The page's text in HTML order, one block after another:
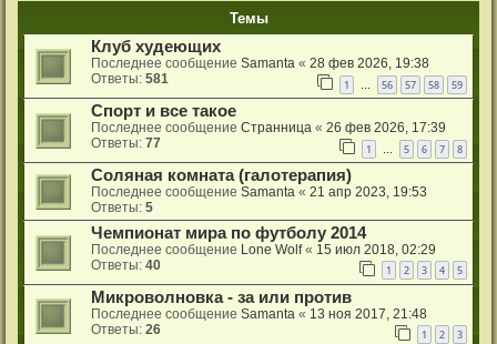
Темы
Клуб худеющих
Последнее сообщение Samanta « 28 фев 2026, 19:38
Ответы: 581 1 … 56 57 58 59
Спорт и все такое
Последнее сообщение Странница « 26 фев 2026, 17:39
Ответы: 77 1 5 6 7 8
Соляная комната (галотерапия)
Последнее сообщение Samanta « 21 апр 2023, 19:53
Ответы: 5
Чемпионат мира по футболу 2014
Последнее сообщение Lone Wolf« 15 июл 2018, 02:29
Ответы: 40 1 2 3 4 5
Микроволновка - за или против
Последнее сообщение Samanta « 13 ноя 2017, 21:48
Ответы: 26 1 2 3